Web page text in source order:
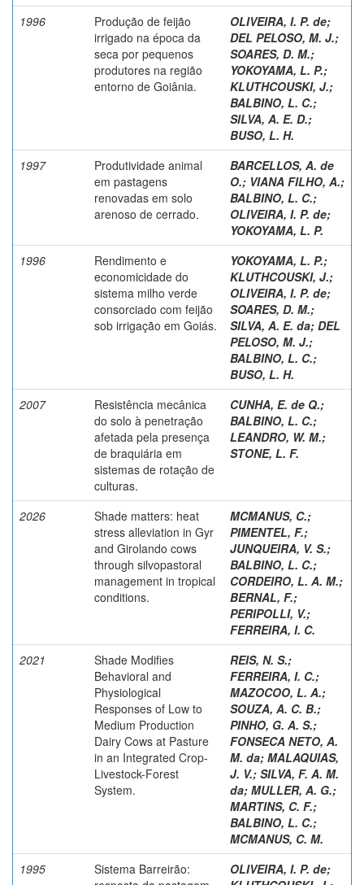
1996
Produção de feijão
irrigado na época da
seca por pequenos
produtores na região
entorno de Goiânia.
OLIVEIRA, I. P. de;
DEL PELOSO, M. J.;
SOARES, D. M.;
YOKOYAMA, L. P.;
KLUTHCOUSKI, J.;
BALBINO, L. C.;
SILVA, A. E. D.;
BUSO, L. H.
1997
Produtividade animal
em pastagens
renovadas em solo
arenoso de cerrado.
BARCELLOS, A. de
O.; VIANA FILHO, A.;
BALBINO, L. C.;
OLIVEIRA, I. P. de;
YOKOYAMA, L. P.
1996
Rendimento e
economicidade do
sistema milho verde
consorciado com feijão
sob irrigação em Goiás.
YOKOYAMA, L. P.;
KLUTHCOUSKI, J.;
OLIVEIRA, I. P. de;
SOARES, D. M.;
SILVA, A. E. da; DEL
PELOSO, M. J.;
BALBINO, L. C.;
BUSO, L. H.
2007
Resistência mecânica
do solo à penetração
afetada pela presença
de braquiária em
sistemas de rotação de
culturas.
CUNHA, E. de Q.;
BALBINO, L. C.;
LEANDRO, W. M.;
STONE, L. F.
2026
Shade matters: heat
stress alleviation in Gyr
and Girolando cows
through silvopastoral
management in tropical
conditions.
MCMANUS, C.;
PIMENTEL, F.;
JUNQUEIRA, V. S.;
BALBINO, L. C.;
CORDEIRO, L. A. M.;
BERNAL, F.;
PERIPOLLI, V.;
FERREIRA, I. C.
2021
Shade Modifies
Behavioral and
Physiological
Responses of Low to
Medium Production
Dairy Cows at Pasture
in an Integrated Crop-
Livestock-Forest
System.
REIS, N. S.;
FERREIRA, I. C.;
MAZOCOO, L. A.;
SOUZA, A. C. B.;
PINHO, G. A. S.;
FONSECA NETO, A.
M. da; MALAQUIAS,
J. V.; SILVA, F. A. M.
da; MULLER, A. G.;
MARTINS, C. F.;
BALBINO, L. C.;
MCMANUS, C. M.
1995
Sistema Barreirão:
OLIVEIRA, I. P. de;